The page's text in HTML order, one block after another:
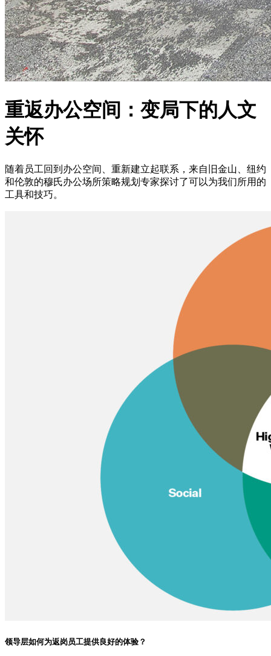
重返办公空间：变局下的人文
关怀
随着员工回到办公空间、重新建立起联系，来自旧金山、纽约
和伦敦的穆氏办公场所策略规划专家探讨了可以为我们所用的
工具和技巧。
领导层如何为返岗员工提供良好的体验？